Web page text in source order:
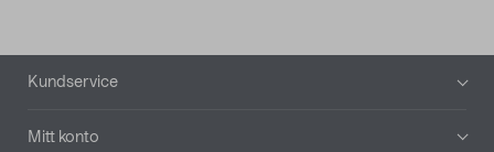
Sidfot
Kundservice
Mitt konto